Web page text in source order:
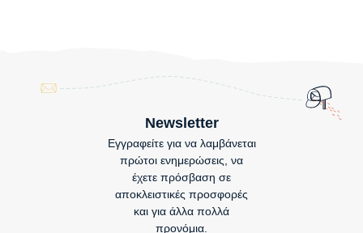
Newsletter
Εγγραφείτε για να λαμβάνεται
πρώτοι ενημερώσεις, να
έχετε πρόσβαση σε
αποκλειστικές προσφορές
και για άλλα πολλά
προνόμια.